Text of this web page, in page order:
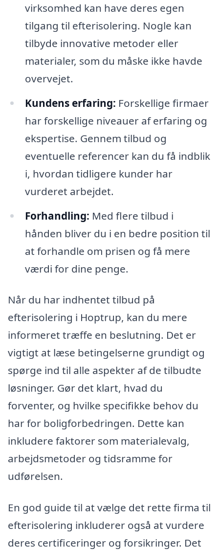
virksomhed kan have deres egen
tilgang til efterisolering. Nogle kan
tilbyde innovative metoder eller
materialer, som du måske ikke havde
overvejet.
Kundens erfaring: Forskellige firmaer
har forskellige niveauer af erfaring og
ekspertise. Gennem tilbud og
eventuelle referencer kan du få indblik
i, hvordan tidligere kunder har
vurderet arbejdet.
Forhandling: Med flere tilbud i
hånden bliver du i en bedre position til
at forhandle om prisen og få mere
værdi for dine penge.
Når du har indhentet tilbud på
efterisolering i Hoptrup, kan du mere
informeret træffe en beslutning. Det er
vigtigt at læse betingelserne grundigt og
spørge ind til alle aspekter af de tilbudte
løsninger. Gør det klart, hvad du
forventer, og hvilke specifikke behov du
har for boligforbedringen. Dette kan
inkludere faktorer som materialevalg,
arbejdsmetoder og tidsramme for
udførelsen.
En god guide til at vælge det rette firma til
efterisolering inkluderer også at vurdere
deres certificeringer og forsikringer. Det